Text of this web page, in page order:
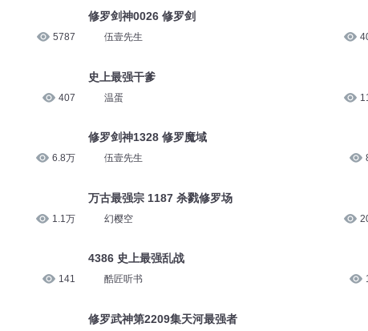
5787
407
6.8万
1.1万
141
修罗剑神0026 修罗剑
伍壹先生
史上最强干爹
温蛋
修罗剑神1328 修罗魔域
伍壹先生
万古最强宗 1187 杀戮修罗场
幻樱空
4386 史上最强乱战
酷匠听书
修罗武神第2209集天河最强者